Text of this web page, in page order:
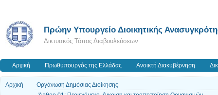
Πρώην Υπουργείο Διοικητικής
Δικτυακός Τόπος Διαβουλεύσεων
Αρχική Πρωθυπουργός της Ελλάδας Ανοικτή Διακυβέρνηση
Αρχική
Οργάνωση Δημόσιας Διοίκησης